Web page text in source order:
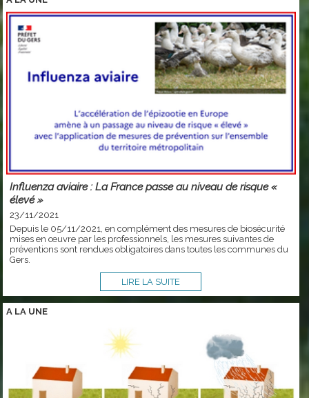
Influenza aviaire : La France passe au niveau de risque «
élevé »
23/11/2021
Depuis le 05/11/2021, en complément des mesures de biosécurité
mises en œuvre par les professionnels, les mesures suivantes de
préventions sont rendues obligatoires dans toutes les communes du
Gers.
LIRE LA SUITE
A LA UNE